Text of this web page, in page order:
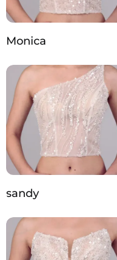
Monica
sandy